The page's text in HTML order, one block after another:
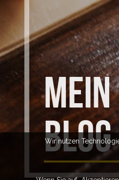
MEIN
BLOG
Wir nutzen